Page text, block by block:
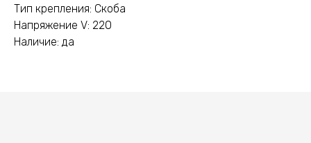
Тип крепления: Скоба
Напряжение V: 220
Наличие: да